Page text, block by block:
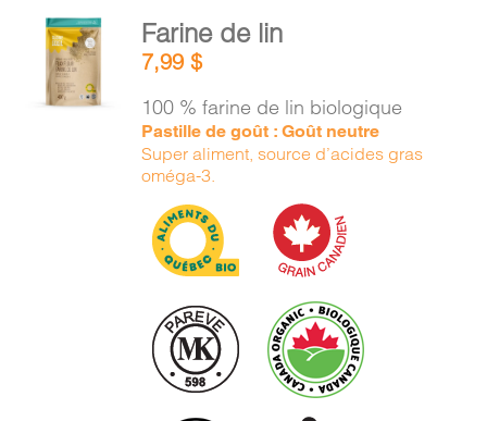
AJOUTER
AU
PANIER
/
Farine de lin
7,99$
100 % farine de lin biologique
Pastille de goût : Goût neutre
Super aliment, source d’acides gras
oméga-3.